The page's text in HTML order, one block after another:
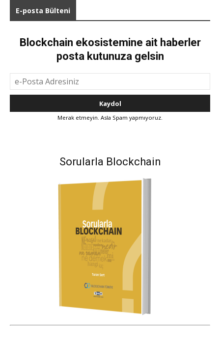
E-posta Bülteni
Blockchain ekosistemine ait haberler
posta kutunuza gelsin
Merak etmeyin. Asla Spam yapmıyoruz.
Sorularla Blockchain